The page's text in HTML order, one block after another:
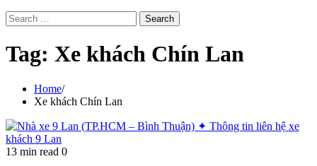
Search
for:
Tag: Xe khách Chín Lan
Home
Xe khách Chín Lan
13 min read 0